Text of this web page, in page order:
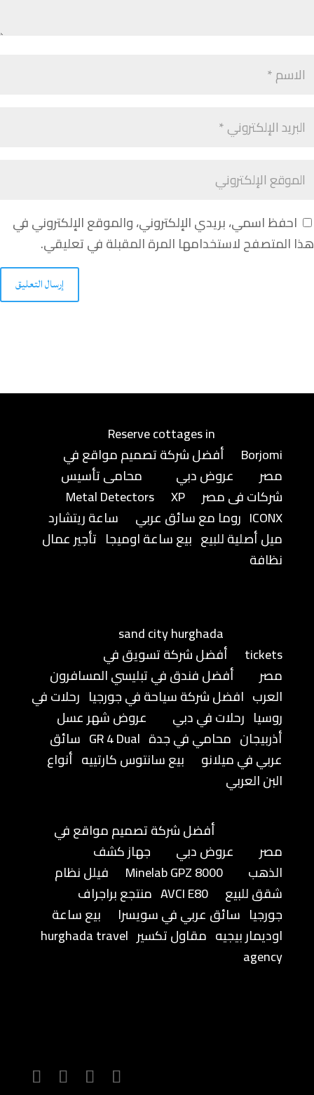
احفظ اسمي، بريدي الإلكتروني، والموقع الإلكتروني في
هذا المتصفح لاستخدامها المرة المقبلة في تعليقي.
إرسال التعليق
Reserve cottages in
Borjomi
أفضل شركة تصميم مواقع في
مصر
عروض دبي
محامى تأسيس
شركات فى مصر
Metal Detectors
XP
ICONX روما مع سائق عربي
ساعة ريتشارد
ميل أصلية للبيع بيع ساعة اوميجا تأجير عمال
نظافة
sand city hurghada
tickets
أفضل شركة تسويق في
مصر
أفضل فندق في تبليسي المسافرون
العرب افضل شركة سياحة في جورجيا رحلات في
روسيا رحلات في دبي
عروض شهر عسل
أذربيجان محامي في جدة GR 4 Dual سائق
عربي في ميلانو
بيع سانتوس كارتييه أنواع
البن العربي
أفضل شركة تصميم مواقع في
مصر
عروض دبي
جهاز كشف
الذهب
Minelab GPZ 8000
فيلل نظام
شقق للبيع
AVCI E80 منتجع براجراف
جورجيا سائق عربي في سويسرا
بيع ساعة
اوديمار بيجيه مقاول تكسير hurghada travel
agency